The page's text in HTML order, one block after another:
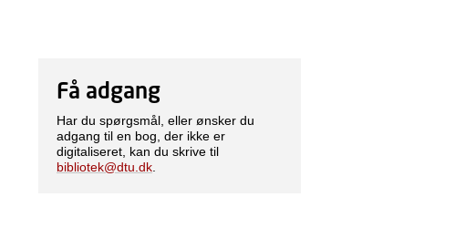
Få adgang
Har du spørgsmål, eller ønsker du
adgang til en bog, der ikke er
digitaliseret, kan du skrive til
bibliotek@dtu.dk